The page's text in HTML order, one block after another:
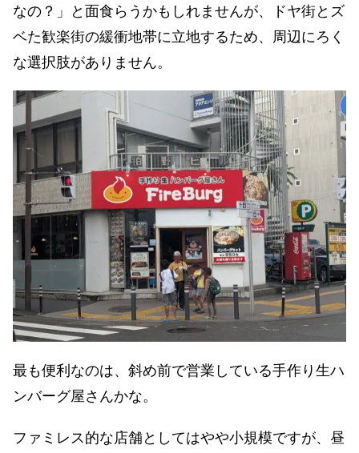
なの？」と面食らうかもしれませんが、ドヤ街とズ
ベた歓楽街の緩衝地帯に立地するため、周辺にろく
な選択肢がありません。
最も便利なのは、斜め前で営業している手作り生ハ
ンバーグ屋さんかな。
ファミレス的な店舗としてはやや小規模ですが、昼